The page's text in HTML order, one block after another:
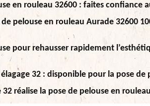
en rouleau 32600 : faites confiance
de pelouse en rouleau Aurade 32600
pour rehausser rapidement
32 : disponible pour la pose de
32 réalise la pose de pelouse en